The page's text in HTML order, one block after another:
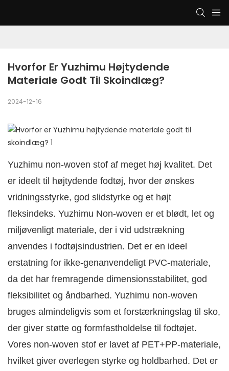
Hvorfor Er Yuzhimu Højtydende
Materiale Godt Til Skoindlæg?
2024-12-16
Yuzhimu non-woven stof af meget høj kvalitet. Det
er ideelt til højtydende fodtøj, hvor der ønskes
vridningsstyrke, god slidstyrke og et højt
fleksindeks. Yuzhimu Non-woven er et blødt, let og
miljøvenligt materiale, der i vid udstrækning
anvendes i fodtøjsindustrien. Det er en ideel
erstatning for ikke-genanvendeligt PVC-materiale,
da det har fremragende dimensionsstabilitet, god
fleksibilitet og åndbarhed. Yuzhimu non-woven
bruges almindeligvis som et forstærkningslag til sko,
der giver støtte og formfastholdelse til fodtøjet.
Vores non-woven stof er lavet af PET+PP-materiale,
hvilket giver overlegen styrke og holdbarhed. Det er